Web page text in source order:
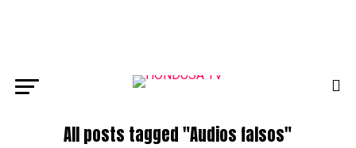
All posts tagged "Audios falsos"